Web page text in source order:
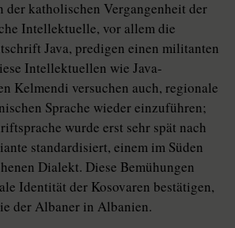
der katholischen Vergangenheit der
Intellektuelle, vor allem die
Java, predigen einen militanten
Intellektuellen wie Java-
Kelmendi versuchen auch, regionale
Sprache wieder einzuführen;
wurde erst sehr spät nach
standardisiert, einem im Süden
Dialekt. Diese Bemühungen
Identität der Kosovaren bestätigen,
der Albaner in Albanien.